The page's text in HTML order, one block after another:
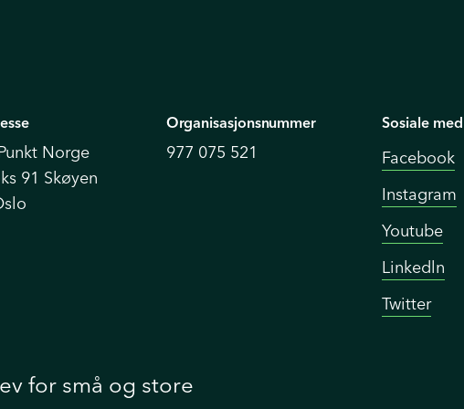
Norge
91 Skøyen
Organisasjonsnummer
977 075 521
Sosiale
Facebook
Instagram
Youtube
Linkedln
Twitter
for små og store